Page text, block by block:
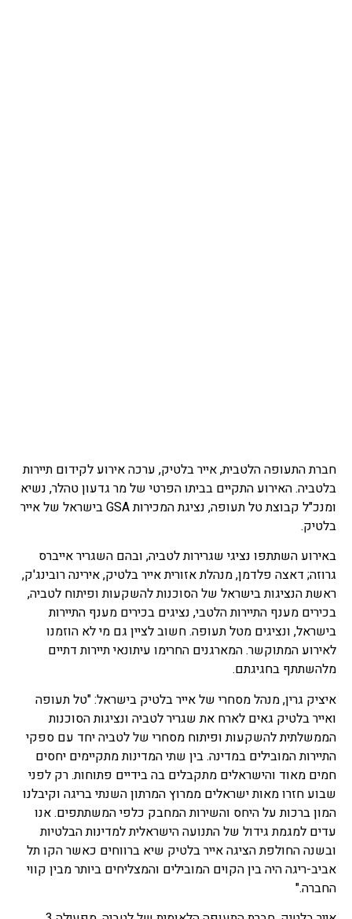
חברת התעופה הלטבית, אייר בלטיק, ערכה אירוע לקידום תיירות
בלטביה. האירוע התקיים בביתו הפרטי של מר גדעון טהלר, נשיא
ומנכ"ל קבוצת טל תעופה, נציגת המכירות GSA בישראל של אייר
בלטיק.
באירוע השתתפו נציגי שגרירות לטביה, ובהם השגריר אייברס
גרוזה; דאצה פלדמן, מנהלת אזורית אייר בלטיק, אירינה רובינג'ק,
ראשת הנציגות בישראל של הסוכנות להשקעות ופיתוח לטביה,
בכירים מענף התיירות הלטבי, נציגים בכירים מענף התיירות
בישראל, ונציגים מטל תעופה. חשוב לציין גם מי לא הוזמנו
לאירוע המתוקשר. המארגנים החרימו עיתונאי תיירות דתיים
מלהשתתף בחגיגתם.
איציק גרין, מנהל מסחרי של אייר בלטיק בישראל: "טל תעופה
ואייר בלטיק גאים לארח את שגריר לטביה ונציגות הסוכנות
הממשלתית להשקעות ופיתוח מסחרי של לטביה יחד עם ספקי
התיירות המובילים במדינה. בין שתי המדינות מתקיימים יחסים
חמים מאוד והישראלים מתקבלים בה בידיים פתוחות. רק לפני
שבוע חזרו מאות ישראלים ממרוץ המרתון השנתי בריגה וקיבלנו
המון ברכות על היחס והשירות המחבק כלפי המשתתפים. אנו
עדים למגמת גידול של התנועה הישראלית למדינות הבלטיות
ובשנה החולפת הציגה אייר בלטיק שיא ברווחים כאשר הקו תל
אביב-ריגה היה בין הקוים המובילים והמצליחים ביותר מבין קווי
החברה."